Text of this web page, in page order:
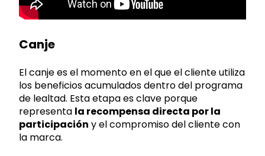
Canje
El canje es el momento en el que el cliente utiliza
los beneficios acumulados dentro del programa
de lealtad. Esta etapa es clave porque
representa la recompensa directa por la
participación y el compromiso del cliente con
la marca.